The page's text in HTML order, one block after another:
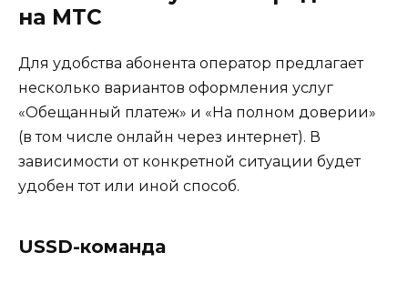
на МТС
Для удобства абонента оператор предлагает
несколько вариантов оформления услуг
«Обещанный платеж» и «На полном доверии»
(в том числе онлайн через интернет). В
зависимости от конкретной ситуации будет
удобен тот или иной способ.
USSD-команда